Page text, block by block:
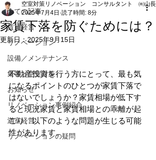
全ての記事
賃貸経営
リノベーション
設備／メンテナンス
集客と空室対策
お知らせ
リノベーション事例紹介
満室経営
リノベーションの疑問
家賃下落を防ぐためには？
空室対策リノベーション コンサルタント ㈲山長
2025年7月4日 読了時間: 8分
更新日：2025年9月15日
不動産投資を行う方にとって、最も気
になるポイントのひとつが家賃下落で
はないでしょうか？家賃相場が低下す
ると現況家賃と家賃相場との乖離が起
こり、以下のような問題が生じる可能
性があります。